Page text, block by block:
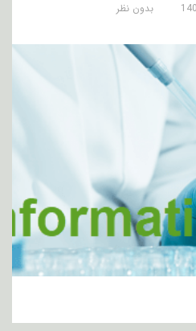
بدون نظر